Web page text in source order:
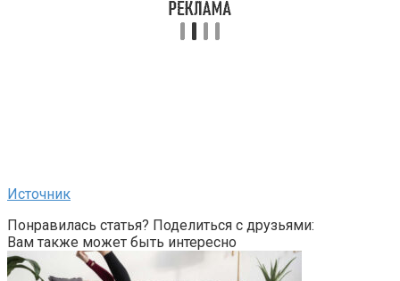
Источник
Понравилась статья? Поделиться с друзьями:
Вам также может быть интересно